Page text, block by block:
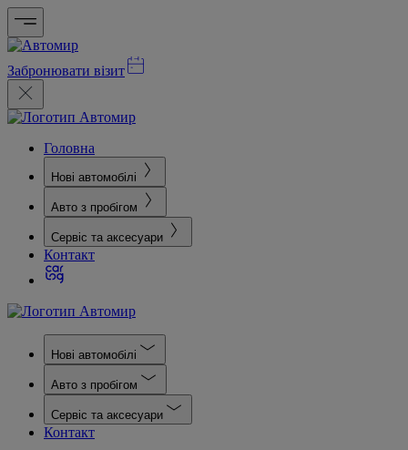
Забронювати візит
Головна
Нові автомобілі
Авто з пробігом
Сервіс та аксесуари
Контакт
Нові автомобілі
Авто з пробігом
Сервіс та аксесуари
Контакт